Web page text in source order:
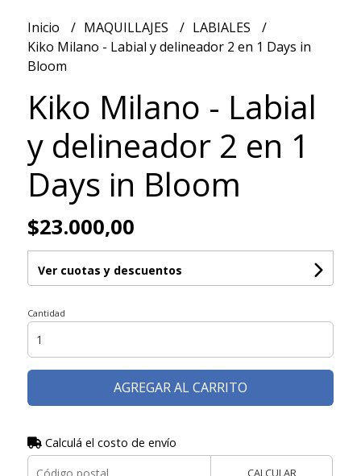
Inicio MAQUILLAJES
LABIALES
Kiko Milano - Labial y delineador 2 en 1 Days in
Bloom
Kiko Milano - Labial
y delineador 2 en 1
Days in Bloom
$23.000,00
Ver cuotas y descuentos
Cantidad
AGREGAR AL CARRITO
Calculá el costo de envío
CALCULAR